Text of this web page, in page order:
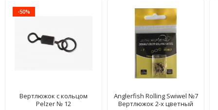
-50%
Вертлюжок с кольцом
Pelzer № 12
Anglerfish Rolling Swiwel №7
Вертлюжок 2-х цветный